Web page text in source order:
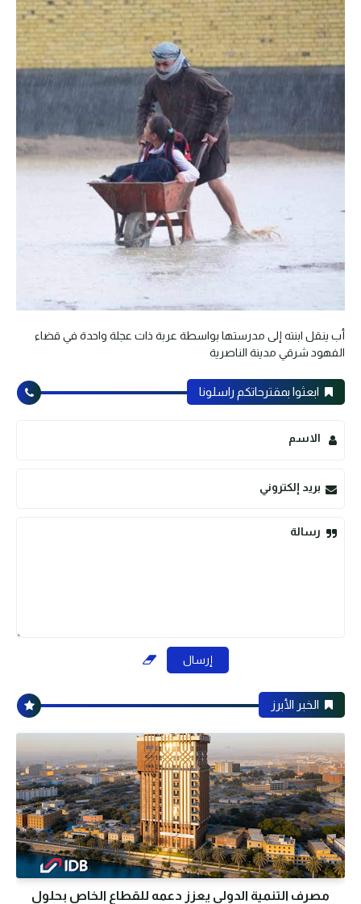
أب ينقل ابنته إلى مدرستها بواسطة عربة ذات عجلة واحدة في قضاء
الفهود شرقي مدينة الناصرية
ابعثوا بمقترحاتكم راسلونا
الاسم
بريد إلكتروني
رسالة
الخبر الأبرز
مصرف التنمية الدولي يعزز دعمه للقطاع الخاص بحلول